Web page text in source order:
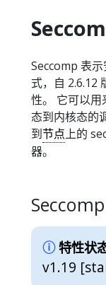
Seccomp 表
式，自 2.6.12
性。 它可以用
态到内核态的
到节点上的
器。
特性状
v1.19